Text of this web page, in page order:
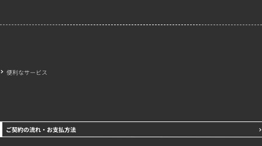
プライバシーポリシー
便利なサービス
ご契約の流れ・お支払方法